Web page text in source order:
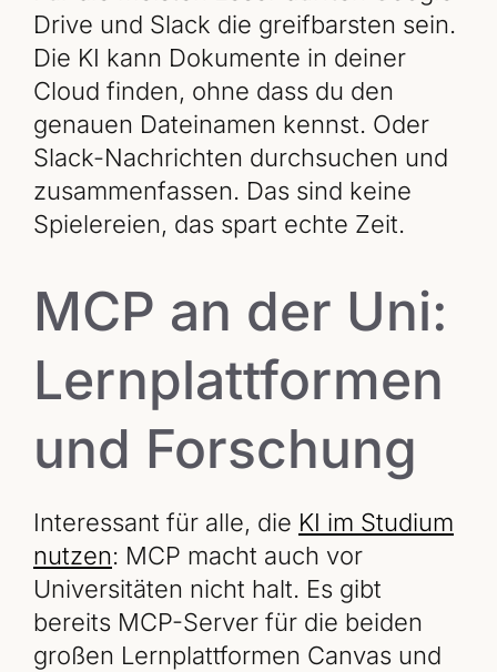
Drive und Slack die greifbarsten sein.
Die KI kann Dokumente in deiner
Cloud finden, ohne dass du den
genauen Dateinamen kennst. Oder
Slack-Nachrichten durchsuchen und
zusammenfassen. Das sind keine
Spielereien, das spart echte Zeit.
MCP an der Uni:
Lernplattformen
und Forschung
Interessant für alle, die KI im Studium
nutzen: MCP macht auch vor
Universitäten nicht halt. Es gibt
bereits MCP-Server für die beiden
großen Lernplattformen Canvas und